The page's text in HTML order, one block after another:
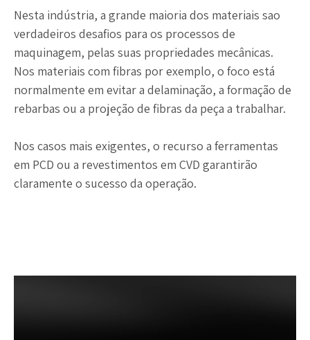
Nesta indústria, a grande maioria dos materiais sao
verdadeiros desafios para os processos de
maquinagem, pelas suas propriedades mecânicas.
Nos materiais com fibras por exemplo, o foco está
normalmente em evitar a delaminação, a formação de
rebarbas ou a projeção de fibras da peça a trabalhar.
Nos casos mais exigentes, o recurso a ferramentas
em PCD ou a revestimentos em CVD garantirão
claramente o sucesso da operação.